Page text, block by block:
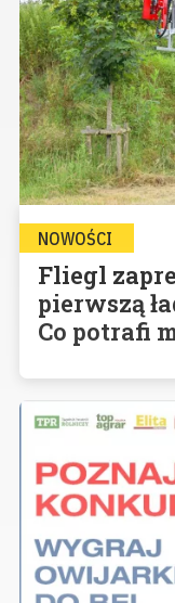
NOWOŚCI
Fliegl
pierwszą
Co potrafi